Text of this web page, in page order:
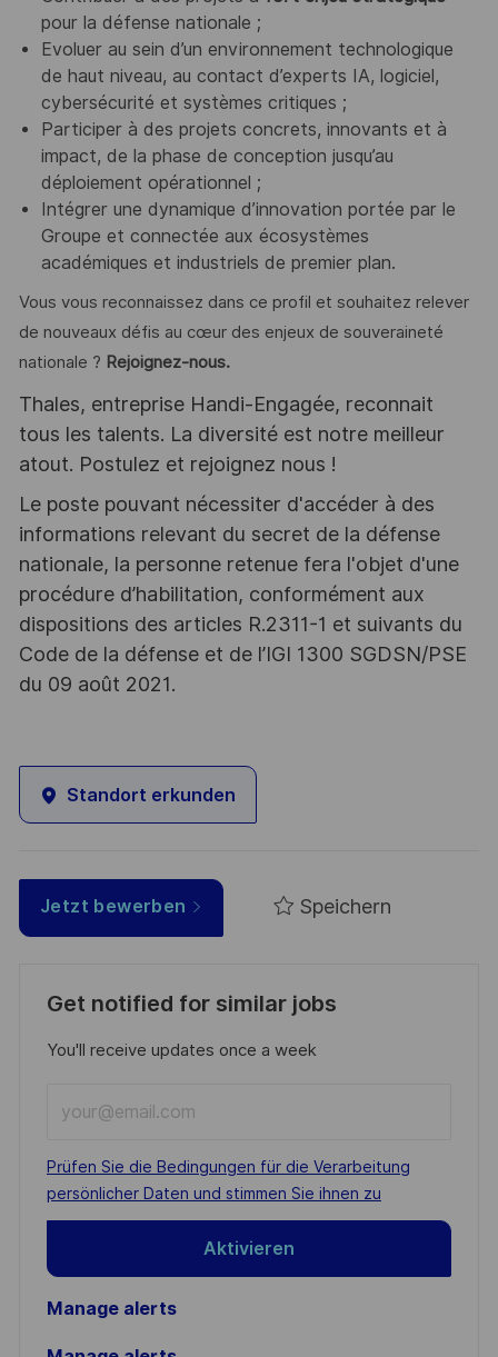
pour la défense nationale ;
Evoluer au sein d’un environnement technologique
de haut niveau, au contact d’experts IA, logiciel,
cybersécurité et systèmes critiques ;
Participer à des projets concrets, innovants et à
impact, de la phase de conception jusqu’au
déploiement opérationnel ;
Intégrer une dynamique d’innovation portée par le
Groupe et connectée aux écosystèmes
académiques et industriels de premier plan.
Vous vous reconnaissez dans ce profil et souhaitez relever
de nouveaux défis au cœur des enjeux de souveraineté
nationale ? Rejoignez-nous.
Thales, entreprise Handi-Engagée, reconnait
tous les talents. La diversité est notre meilleur
atout. Postulez et rejoignez nous !
Le poste pouvant nécessiter d'accéder à des
informations relevant du secret de la défense
nationale, la personne retenue fera l'objet d'une
procédure d’habilitation, conformément aux
dispositions des articles R.2311-1 et suivants du
Code de la défense et de l’IGI 1300 SGDSN/PSE
du 09 août 2021.
Standort erkunden
Jetzt bewerben Speichern
Get notified for similar jobs
You'll receive updates once a week
Email
address
(Required)
Required
Prüfen Sie die Bedingungen für die Verarbeitung
persönlicher Daten und stimmen Sie ihnen zu
Aktivieren
Manage alerts